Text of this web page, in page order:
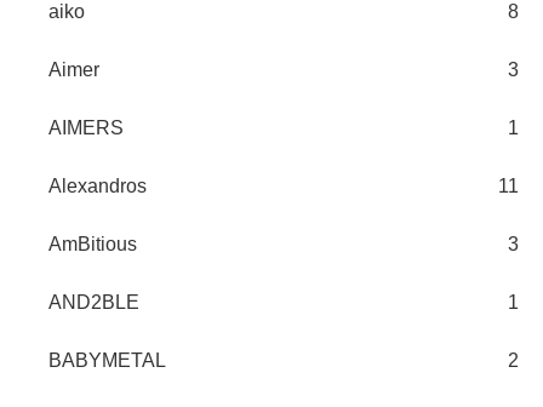
aiko 8
Aimer 3
AIMERS 1
Alexandros 11
AmBitious 3
AND2BLE 1
BABYMETAL 2